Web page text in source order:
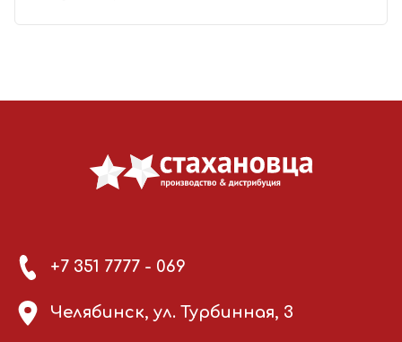
+7 351 7777 - 069
Челябинск, ул. Турбинная, 3